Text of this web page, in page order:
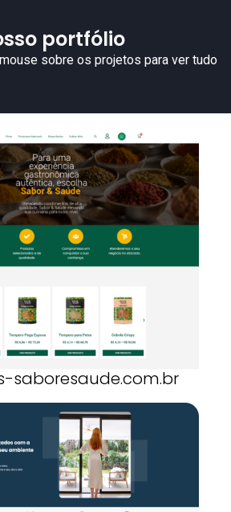
portfólio
sobre os projetos para ver tudo
saboresaude.com.br